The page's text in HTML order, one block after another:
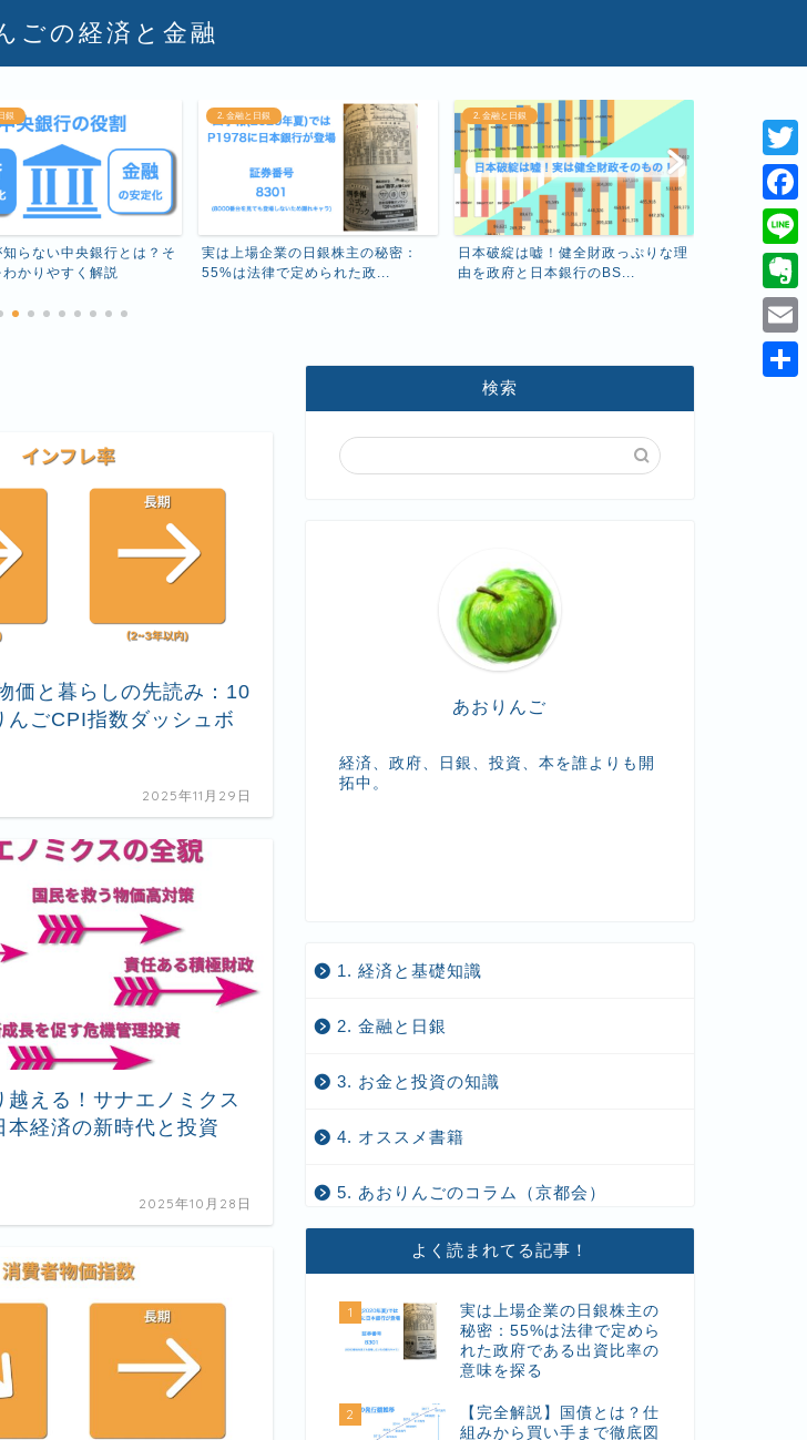
ごの経済と金融
銀
業の日銀株主の秘密：
で定められた政...
2. 金融と日銀
日本破綻は嘘！健全財政っぷりな理
由を政府と日本銀行のBS...
2. 金融と日銀
え、こんな
厚生年金保
価と暮らしの先読み：10
んごCPI指数ダッシュボ
2025年11月29日
越える！サナエノミクス
本経済の新時代と投資
2025年10月28日
検索
あおりんご
経済、政府、日銀、投資、本を誰よりも開
拓中。
1. 経済と基礎知識
2. 金融と日銀
3. お金と投資の知識
4. オススメ書籍
5. あおりんごのコラム（京都会）
よく読まれてる記事！
1
実は上場企業の日銀株主の
秘密：55%は法律で定めら
れた政府である出資比率の
意味を探る
2
【完全解説】国債とは？仕
組みから買い手まで徹底図
T
w
i
e
F
a
c
e
b
L
i
n
e
E
v
e
E